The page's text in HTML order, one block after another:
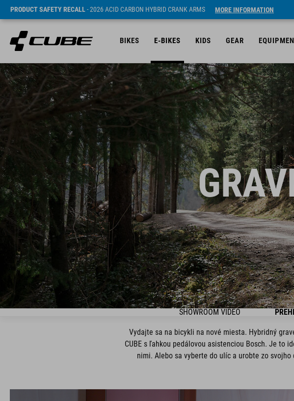
PRODUCT SAFETY RECALL- 2026 ACID CARBON HYBRID CRANK ARMS MORE INFORMATION
BIKES E-BIKES KIDS GEAR
SHOWROOM VIDEO
Vydajte sa na bicykli na nové miesta. Hybridný
CUBE s ľahkou pedálovou asistenciou Bosch. Je to
nimi. Alebo sa vyberte do ulíc a urobte zo